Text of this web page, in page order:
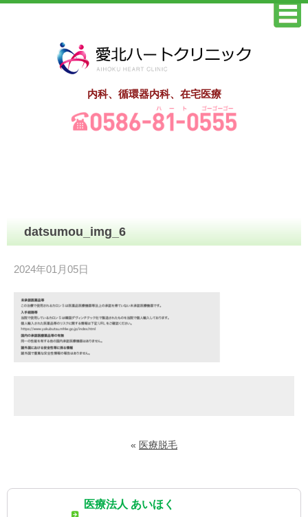
内科、循環器内科、在宅医療
datsumou_img_6
2024年01月05日
« 医療脱毛
医療法人 あいほく